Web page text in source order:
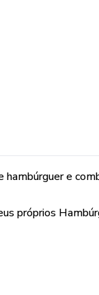
hambúrguer e
próprios